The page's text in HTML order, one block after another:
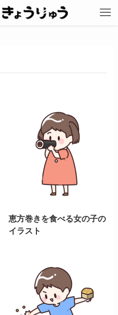
恵方巻きを食べる女の子の
イラスト